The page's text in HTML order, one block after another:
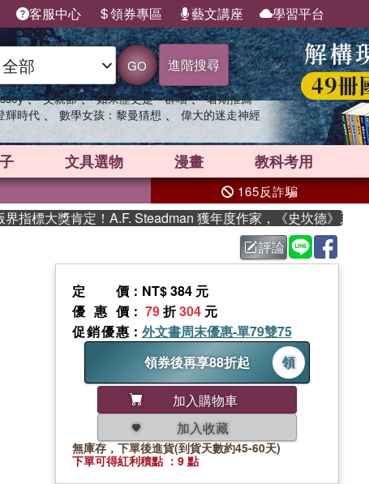
客服中心 領券專區 藝文講座 學習平台
GO 進階搜尋
、 父親節 、 如果歷史是一群喵 、 暑期推薦
輝時代 、 數學女孩：黎曼猜想 、 偉大的迷走神經
文具選物 漫畫 教科考用
165反詐騙
標大獎肯定！A.F. Steadman 獲年度作家，《史坎德》系列帶
評論
定價 ：NT$ 384 元
優惠價 ： 79折304 元
促銷優惠 ： 外文書周末優惠-單79雙75
領券後再享88折起
領
加入購物車
加入收藏
無庫存，下單後進貨(到貨天數約45-60天)
下單可得紅利積點 ：9 點